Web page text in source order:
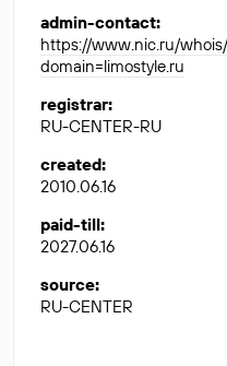
admin-contact:
https://www.nic.ru/
domain=limostyle.ru
registrar:
RU-CENTER-RU
created:
2010.06.16
paid-till:
2027.06.16
source:
RU-CENTER